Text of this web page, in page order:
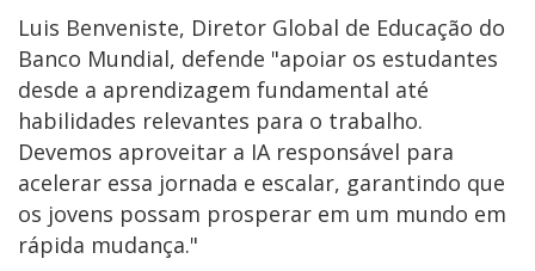
Luis Benveniste, Diretor Global de Educação do
Banco Mundial, defende "apoiar os estudantes
desde a aprendizagem fundamental até
habilidades relevantes para o trabalho.
Devemos aproveitar a IA responsável para
acelerar essa jornada e escalar, garantindo que
os jovens possam prosperar em um mundo em
rápida mudança."